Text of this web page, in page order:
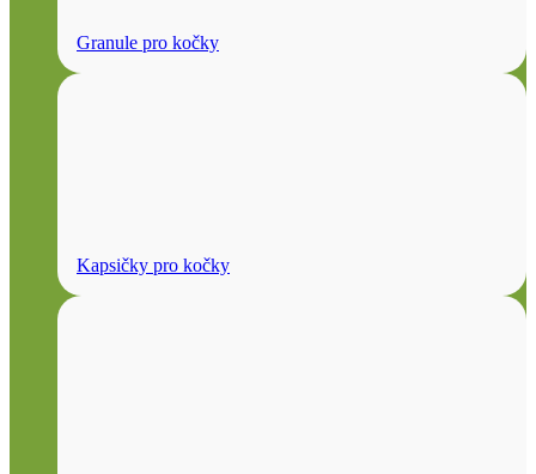
Granule pro kočky
Kapsičky pro kočky